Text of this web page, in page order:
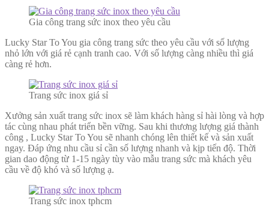
Gia công trang sức inox theo yêu cầu
Lucky Star To You gia công trang sức theo yêu cầu với số lượng
nhỏ lớn với giá rẻ cạnh tranh cao. Với số lượng càng nhiều thì giá
càng rẻ hơn.
Trang sức inox giá sỉ
Xưởng sản xuất trang sức inox sẽ làm khách hàng sỉ hài lòng và hợp
tác cùng nhau phát triển bền vững. Sau khi thương lượng giá thành
công , Lucky Star To You sẽ nhanh chóng lên thiết kế và sản xuất
ngay. Đáp ứng nhu cầu sỉ cần số lượng nhanh và kịp tiến độ. Thời
gian dao động từ 1-15 ngày tùy vào mẫu trang sức mà khách yêu
cầu về độ khó và số lượng ạ.
Trang sức inox tphcm